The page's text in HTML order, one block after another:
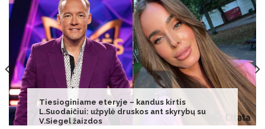
Kaip pasiekti daugiau 5 kartus mažesnėmis
pastangomis